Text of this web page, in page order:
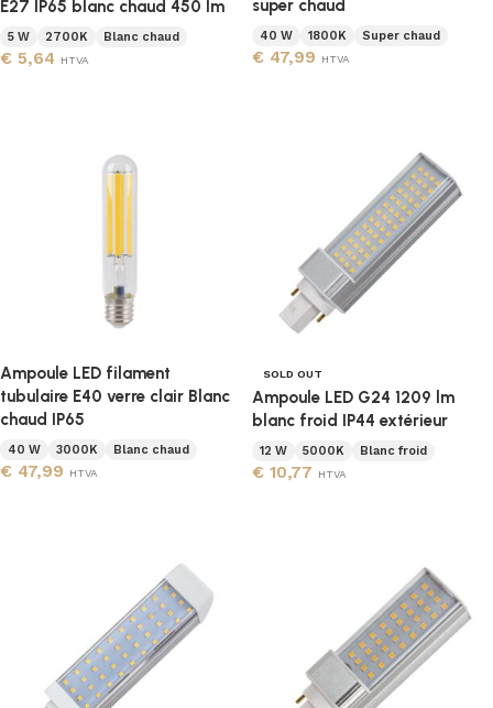
E27 IP65 blanc chaud 450 lm
5 W 2700K Blanc chaud
€ 5,64 HTVA
super chaud
40 W 1800K Super chaud
€ 47,99 HTVA
Ampoule LED filament
tubulaire E40 verre clair Blanc
chaud IP65
40 W 3000K Blanc chaud
€ 47,99 HTVA
SOLD OUT
Ampoule LED G24 1209 lm
blanc froid IP44 extérieur
12 W 5000K Blanc froid
€ 10,77 HTVA